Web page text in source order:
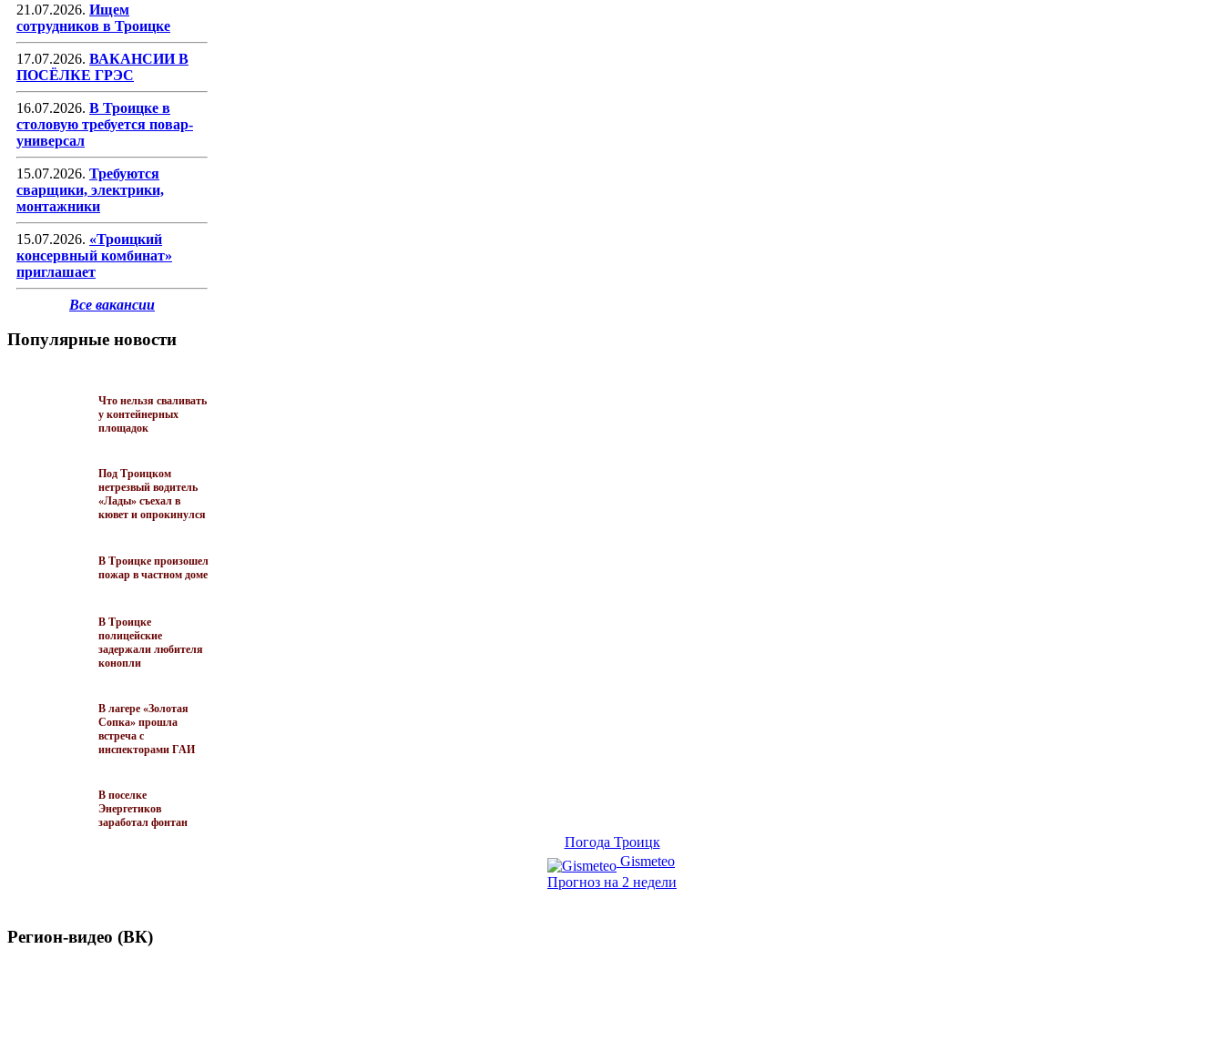
21.07.2026. Ищем
сотрудников в Троицке
17.07.2026. ВАКАНСИИ В
ПОСЁЛКЕ ГРЭС
16.07.2026. В Троицке в
столовую требуется повар-
универсал
15.07.2026. Требуются
сварщики, электрики,
монтажники
15.07.2026. «Троицкий
консервный комбинат»
приглашает
Все вакансии
Популярные новости
Что нельзя сваливать
у контейнерных
площадок
Под Троицком
нетрезвый водитель
«Лады» съехал в
кювет и опрокинулся
В Троицке произошел
пожар в частном доме
В Троицке
полицейские
задержали любителя
конопли
В лагере «Золотая
Сопка» прошла
встреча с
инспекторами ГАИ
В поселке
Энергетиков
заработал фонтан
Погода Троицк
Gismeteo
Прогноз на 2 недели
Регион-видео (ВК)